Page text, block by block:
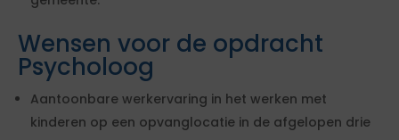
Wensen voor de opdracht
Psycholoog
Aantoonbare werkervaring in het werken met
kinderen op een opvanglocatie in de afgelopen drie